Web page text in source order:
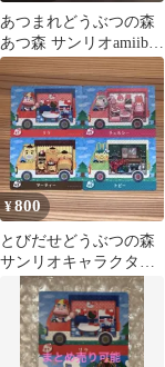
あつまれどうぶつの森
あつ森 サンリオamiibo
カード コンプリート セ
ット
¥800
とびだせどうぶつの森
サンリオキャラクター
ズコラボamiiboカード 4
枚セット